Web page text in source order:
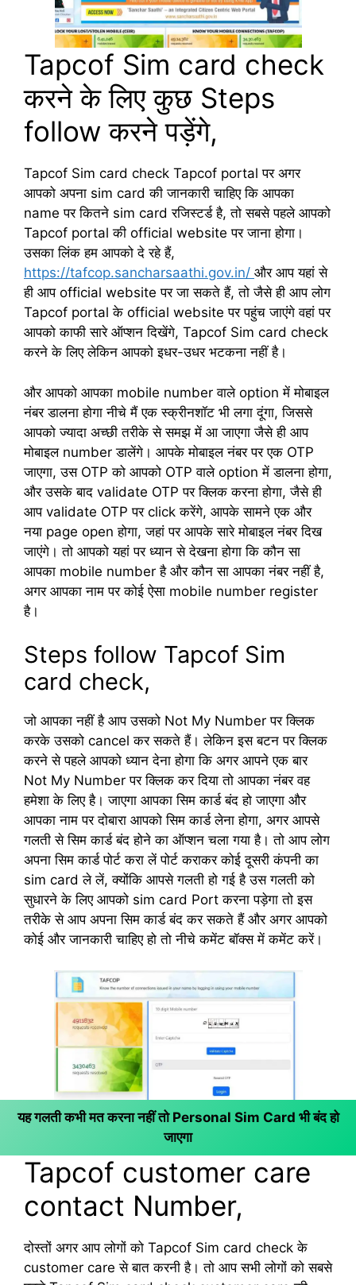
Tapcof Sim card check
करने के लिए कुछ Steps
follow करने पड़ेंगे,
Tapcof Sim card check Tapcof portal पर अगर
आपको अपना sim card की जानकारी चाहिए कि आपका
name पर कितने sim card रजिस्टर्ड है, तो सबसे पहले आपको
Tapcof portal की official website पर जाना होगा।
उसका लिंक हम आपको दे रहे हैं,
https://tafcop.sancharsaathi.gov.in/ और आप यहां से
ही आप official website पर जा सकते हैं, तो जैसे ही आप लोग
Tapcof portal के official website पर पहुंच जाएंगे वहां पर
आपको काफी सारे ऑप्शन दिखेंगे, Tapcof Sim card check
करने के लिए लेकिन आपको इधर-उधर भटकना नहीं है।
और आपको आपका mobile number वाले option में मोबाइल
नंबर डालना होगा नीचे मैं एक स्क्रीनशॉट भी लगा दूंगा, जिससे
आपको ज्यादा अच्छी तरीके से समझ में आ जाएगा जैसे ही आप
मोबाइल number डालेंगे। आपके मोबाइल नंबर पर एक OTP
जाएगा, उस OTP को आपको OTP वाले option में डालना होगा,
और उसके बाद validate OTP पर क्लिक करना होगा, जैसे ही
आप validate OTP पर click करेंगे, आपके सामने एक और
नया page open होगा, जहां पर आपके सारे मोबाइल नंबर दिख
जाएंगे। तो आपको यहां पर ध्यान से देखना होगा कि कौन सा
आपका mobile number है और कौन सा आपका नंबर नहीं है,
अगर आपका नाम पर कोई ऐसा mobile number register
है।
Steps follow Tapcof Sim
card check,
जो आपका नहीं है आप उसको Not My Number पर क्लिक
करके उसको cancel कर सकते हैं। लेकिन इस बटन पर क्लिक
करने से पहले आपको ध्यान देना होगा कि अगर आपने एक बार
Not My Number पर क्लिक कर दिया तो आपका नंबर वह
हमेशा के लिए है। जाएगा आपका सिम कार्ड बंद हो जाएगा और
आपका नाम पर दोबारा आपको सिम कार्ड लेना होगा, अगर आपसे
गलती से सिम कार्ड बंद होने का ऑप्शन चला गया है। तो आप लोग
अपना सिम कार्ड पोर्ट करा लें पोर्ट कराकर कोई दूसरी कंपनी का
sim card ले लें, क्योंकि आपसे गलती हो गई है उस गलती को
सुधारने के लिए आपको sim card Port करना पड़ेगा तो इस
तरीके से आप अपना सिम कार्ड बंद कर सकते हैं और अगर आपको
कोई और जानकारी चाहिए हो तो नीचे कमेंट बॉक्स में कमेंट करें।
यह गलती कभी मत करना नहीं तो Personal Sim Card भी बंद हो
जाएगा
Tapcof customer care
contact Number,
दोस्तों अगर आप लोगों को Tapcof Sim card check के
customer care से बात करनी है। तो आप सभी लोगों को सबसे